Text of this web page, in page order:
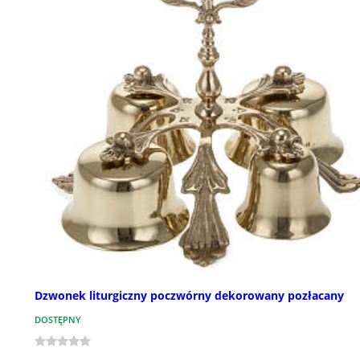
Dzwonek liturgiczny poczwórny dekorowany pozłacany
DOSTĘPNY